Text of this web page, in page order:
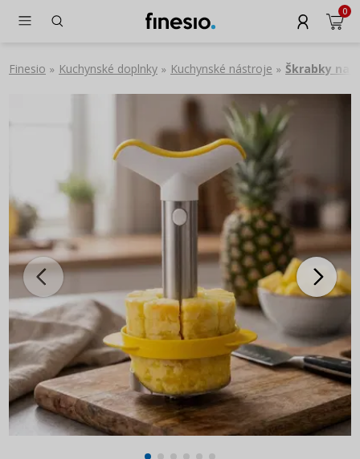
0
Finesio » Kuchynské doplnky » Kuchynské nástroje » Škrabky na